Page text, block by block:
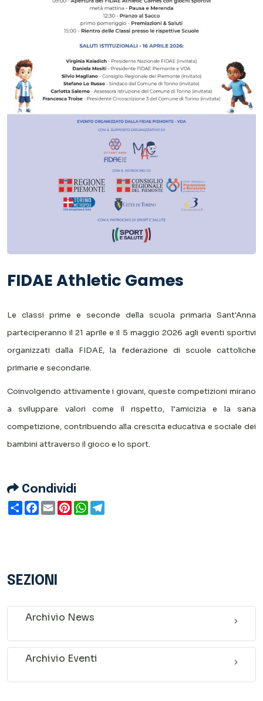
FIDAE Athletic Games
Le classi prime e seconde della scuola primaria Sant'Anna
parteciperanno il 21 aprile e il 5 maggio 2026 agli eventi sportivi
organizzati dalla FIDAE, la federazione di scuole cattoliche
primarie e secondarie.
Coinvolgendo attivamente i giovani, queste competizioni mirano
a sviluppare valori come il rispetto, l’amicizia e la sana
competizione, contribuendo alla crescita educativa e sociale dei
bambini attraverso il gioco e lo sport.
Condividi
Condividi
Facebook
EmailPinterest
WhatsApp
SEZIONI
Archivio News
Archivio Eventi